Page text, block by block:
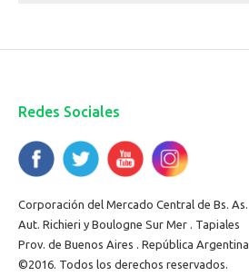
Redes Sociales
Corporación del Mercado Central de Bs. As.
Aut. Richieri y Boulogne Sur Mer . Tapiales
Prov. de Buenos Aires . República Argentina
©2016. Todos los derechos reservados.